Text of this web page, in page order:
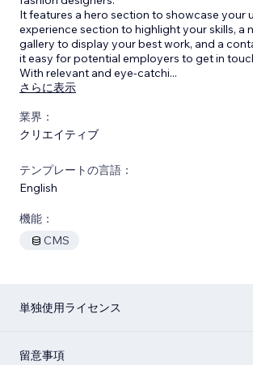
It features a hero section to showcase your
experience section to highlight your skills, a
gallery to display your best work, and a
it easy for potential employers to get in
With relevant and eye-catchi...
さらに表示
業界：
クリエイティブ
テンプレートの言語：
English
機能：
CMS
単独使用ライセンス
留意事項